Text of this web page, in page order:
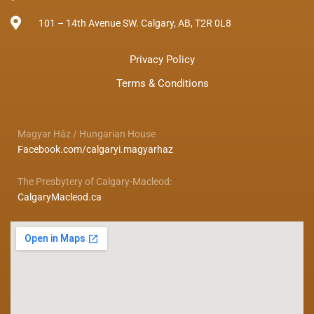
101 – 14th Avenue SW. Calgary, AB, T2R 0L8
Privacy Policy
Terms & Conditions
Magyar Ház / Hungarian House
Facebook.com/calgaryi.magyarhaz
The Presbytery of Calgary-Macleod:
CalgaryMacleod.ca